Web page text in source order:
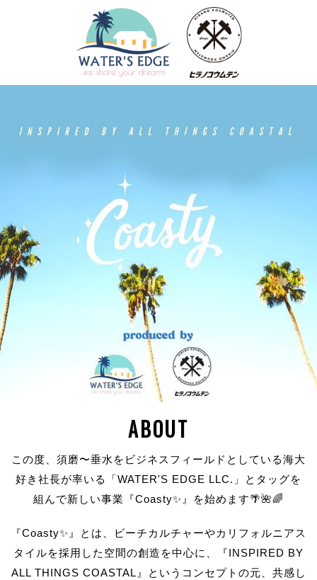
ABOUT
この度、須磨〜垂水をビジネスフィールドとしている海大
好き社長が率いる「WATER'S EDGE LLC.」とタッグを
組んで新しい事業『Coasty✨』を始めます🌴🌺🌈
『Coasty✨』とは、ビーチカルチャーやカリフォルニアス
タイルを採用した空間の創造を中心に、『INSPIRED BY
ALL THINGS COASTAL』というコンセプトの元、共感し